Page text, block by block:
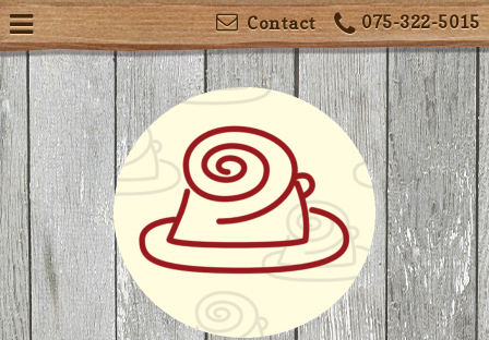
075-322-5015
Contact